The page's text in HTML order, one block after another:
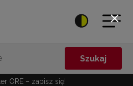
Szukaj
ORE – zapisz się!